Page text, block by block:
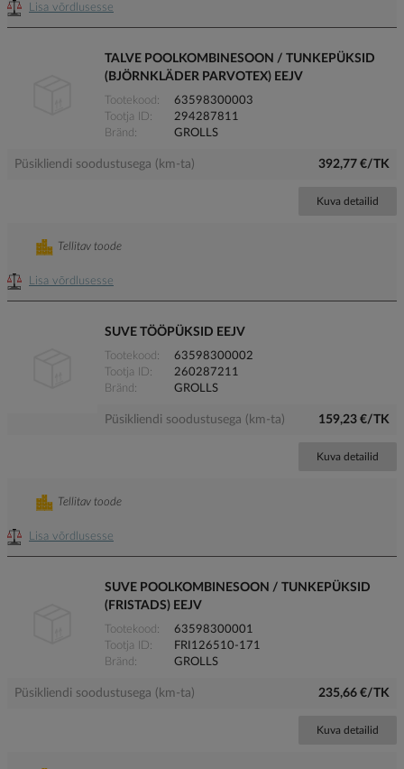
Lisa võrdlusesse
TALVE POOLKOMBINESOON / TUNKEPÜKSID
(BJÖRNKLÄDER PARVOTEX) EEJV
Tootekood
63598300003
Tootja ID
294287811
Bränd
GROLLS
Püsikliendi soodustusega (km-ta) 392,77 €/TK
Kuva detailid
Lisa võrdlusesse
Tellitav toode
SUVE TÖÖPÜKSID EEJV
Tootekood
63598300002
Tootja ID
260287211
Bränd
GROLLS
Püsikliendi soodustusega (km-ta) 159,23 €/TK
Kuva detailid
Lisa võrdlusesse
Tellitav toode
SUVE POOLKOMBINESOON / TUNKEPÜKSID
(FRISTADS) EEJV
Tootekood
63598300001
Tootja ID
FRI126510-171
Bränd
GROLLS
Püsikliendi soodustusega (km-ta) 235,66 €/TK
Kuva detailid